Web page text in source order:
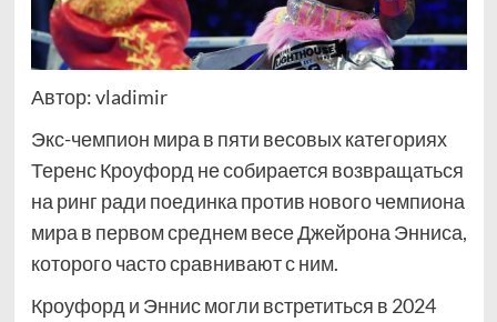
Автор: vladimir
Экс-чемпион мира в пяти весовых категориях
Теренс Кроуфорд не собирается возвращаться
на ринг ради поединка против нового чемпиона
мира в первом среднем весе Джейрона Энниса,
которого часто сравнивают с ним.
Кроуфорд и Эннис могли встретиться в 2024